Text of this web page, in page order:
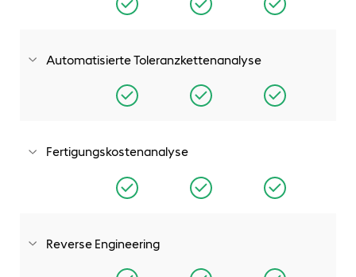
anhand dieser Ihre Zeichnungen und Modelle, um
Automatisierte Toleranzkettenanalyse
Überprüfen Sie automatisch die Auswirkungen von
Toleranzen auf Teile und Baugruppen, um die einheitliche
Fertigungskostenanalyse
Gleichen Sie Konstruktionen mithilfe automatischer
Kostenschätzungswerkzeuge, die vollständig in die 3D-
Reverse Engineering
Erstellen Sie Konstruktionen mit der Möglichkeit zum